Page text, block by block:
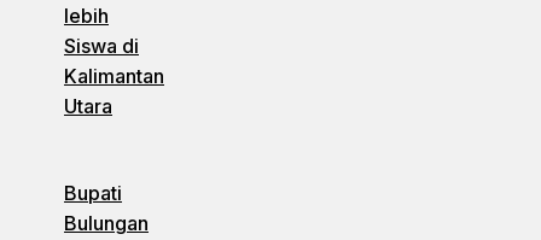
lebih
Siswa di
Kalimantan
Utara
Bupati
Bulungan